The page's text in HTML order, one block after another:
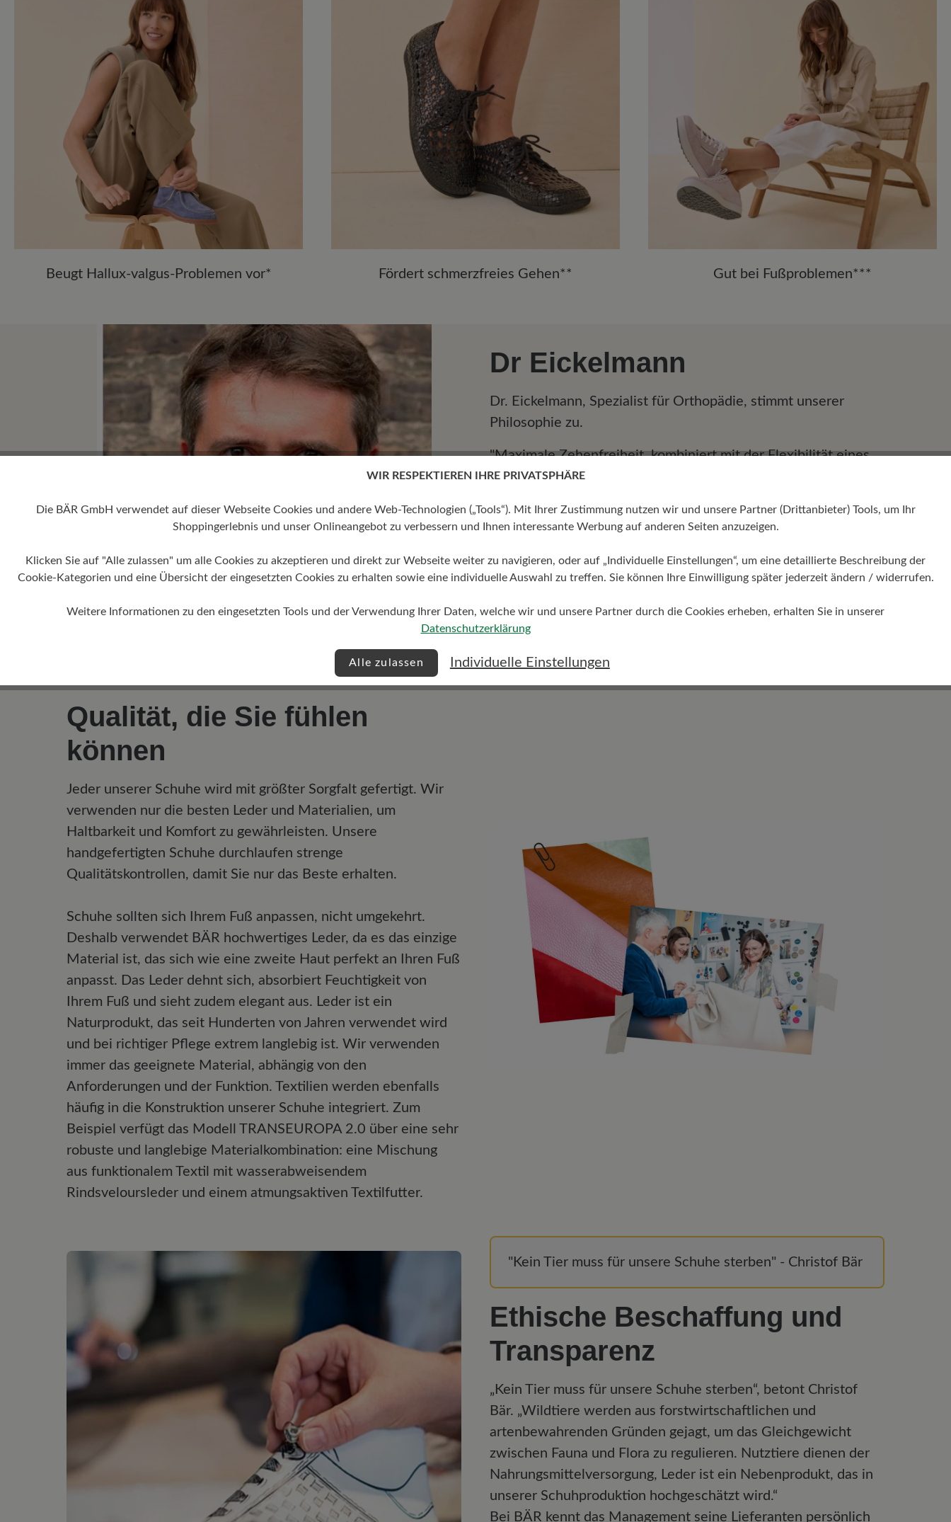
Beugt Hallux-valgus-Problemen vor* Fördert schmerzfreies Gehen** Gut bei Fußproblemen***
Dr Eickelmann
Dr. Eickelmann, Spezialist für Orthopädie, stimmt unserer
Philosophie zu.
"Maximale Zehenfreiheit, kombiniert mit der Flexibilität eines
Barfußschuhs, fördert die Zusammenarbeit des Fußes. Die
werden somit gefördert. In BÄR-Schuhen sind die Zehen- und
gleichmäßigen Druck auf Ihren Fuß führt. Das anatomische
Gleichgewicht Ihrer Wirbelsäule verhindert Haltungsprobleme
Bandscheiben werden entlastet und die Gelenke geschützt."
Qualität, die Sie fühlen
können
Jeder unserer Schuhe wird mit größter Sorgfalt gefertigt. Wir
verwenden nur die besten Leder und Materialien, um
Haltbarkeit und Komfort zu gewährleisten. Unsere
handgefertigten Schuhe durchlaufen strenge
Qualitätskontrollen, damit Sie nur das Beste erhalten.
Schuhe sollten sich Ihrem Fuß anpassen, nicht umgekehrt.
Deshalb verwendet BÄR hochwertiges Leder, da es das einzige
Material ist, das sich wie eine zweite Haut perfekt an Ihren Fuß
anpasst. Das Leder dehnt sich, absorbiert Feuchtigkeit von
Ihrem Fuß und sieht zudem elegant aus. Leder ist ein
Naturprodukt, das seit Hunderten von Jahren verwendet wird
und bei richtiger Pflege extrem langlebig ist. Wir verwenden
immer das geeignete Material, abhängig von den
Anforderungen und der Funktion. Textilien werden ebenfalls
häufig in die Konstruktion unserer Schuhe integriert. Zum
Beispiel verfügt das Modell TRANSEUROPA 2.0 über eine sehr
robuste und langlebige Materialkombination: eine Mischung
aus funktionalem Textil mit wasserabweisendem
Rindsveloursleder und einem atmungsaktiven Textilfutter.
"Kein Tier muss für unsere Schuhe sterben" - Christof Bär
Ethische Beschaffung und
Transparenz
„Kein Tier muss für unsere Schuhe sterben“, betont Christof
Bär. „Wildtiere werden aus forstwirtschaftlichen und
artenbewahrenden Gründen gejagt, um das Gleichgewicht
zwischen Fauna und Flora zu regulieren. Nutztiere dienen der
Nahrungsmittelversorgung, Leder ist ein Nebenprodukt, das in
unserer Schuhproduktion hochgeschätzt wird.“
Bei BÄR kennt das Management seine Lieferanten persönlich
WIR RESPEKTIEREN IHRE PRIVATSPHÄRE
Die BÄR GmbH verwendet auf dieser Webseite Cookies und andere Web-Technologien („Tools“). Mit Ihrer Zustimmung nutzen wir und unsere Partner (Drittanbieter) Tools, um Ihr
Shoppingerlebnis und unser Onlineangebot zu verbessern und Ihnen interessante Werbung auf anderen Seiten anzuzeigen.
Klicken Sie auf "Alle zulassen" um alle Cookies zu akzeptieren und direkt zur Webseite weiter zu navigieren, oder auf „Individuelle Einstellungen“, um eine detaillierte Beschreibung der
Cookie-Kategorien und eine Übersicht der eingesetzten Cookies zu erhalten sowie eine individuelle Auswahl zu treffen. Sie können Ihre Einwilligung später jederzeit ändern / widerrufen.
Weitere Informationen zu den eingesetzten Tools und der Verwendung Ihrer Daten, welche wir und unsere Partner durch die Cookies erheben, erhalten Sie in unserer
Datenschutzerklärung
Alle zulassen Individuelle Einstellungen